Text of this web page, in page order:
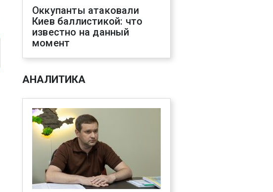
Оккупанты атаковали
Киев баллистикой: что
известно на данный
момент
АНАЛИТИКА